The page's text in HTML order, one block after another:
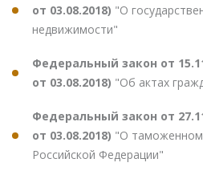
от 03.08.2018) "О
недвижимости"
Федеральный закон от
от 03.08.2018) "Об актах
Федеральный закон от
от 03.08.2018) "О таможенном
Российской Федерации"